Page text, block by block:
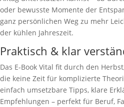
oder bewusste Momente der
ganz persönlichen Weg zu mehr
der kühlen Jahreszeit.
Praktisch & klar
Das E-Book Vital fit durch den
die keine Zeit für komplizierte
einfach umsetzbare Tipps, klare
Empfehlungen – perfekt für Beruf,